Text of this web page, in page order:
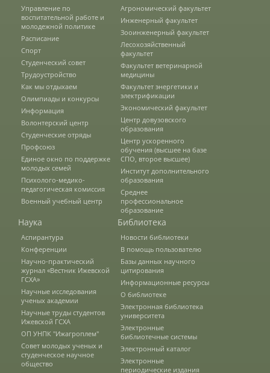
Обратная связь
Банковские реквизиты
Наши услуги
Международная деятельность
Организации-партнеры
Договоры о сотрудничестве
Зарубежные стажировки
Иностранным студентам
Документы
Управление по
воспитательной работе и
молодежной политике
Расписание
Спорт
Студенческий совет
Трудоустройство
Как мы отдыхаем
Олимпиады и конкурсы
Информация
Волонтерский центр
Студенческие отряды
Профсоюз
Единое окно по поддержке
молодых семей
Психолого-медико-
педагогическая комиссия
Военный учебный центр
Агрономический факультет
Инженерный факультет
Зооинженерный факультет
Лесохозяйственный
факультет
Факультет ветеринарной
медицины
Факультет энергетики и
электрификации
Экономический факультет
Центр довузовского
образования
Центр ускоренного
обучения (высшее на базе
СПО, второе высшее)
Институт дополнительного
образования
Среднее
профессиональное
образование
Наука
Аспирантура
Конференции
Научно-практический
журнал «Вестник Ижевской
ГСХА»
Научные исследования
ученых академии
Научные труды студентов
Ижевской ГСХА
ОП УНПК "Ижагроплем"
Совет молодых ученых и
студенческое научное
общество
Библиотека
Новости библиотеки
В помощь пользователю
Базы данных научного
цитирования
Информационные ресурсы
О библиотеке
Электронная библиотека
университета
Электронные
библиотечные системы
Электронный каталог
Электронные
периодические издания